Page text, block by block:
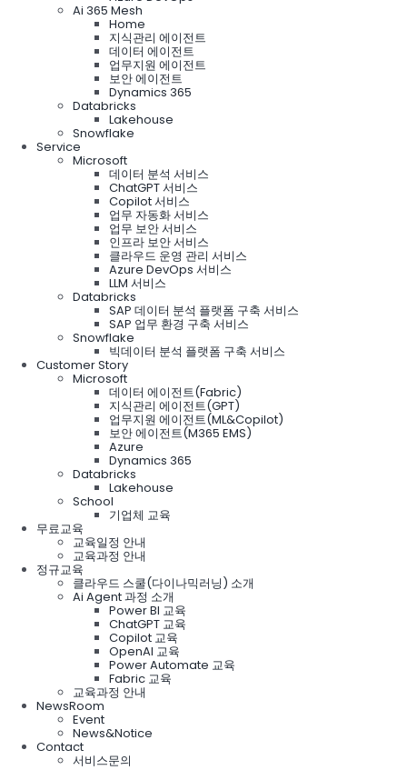
Ai 365 Mesh
Home
지식관리 에이전트
데이터 에이전트
업무지원 에이전트
보안 에이전트
Dynamics 365
Databricks
Lakehouse
Snowflake
Service
Microsoft
데이터 분석 서비스
ChatGPT 서비스
Copilot 서비스
업무 자동화 서비스
업무 보안 서비스
인프라 보안 서비스
클라우드 운영 관리 서비스
Azure DevOps 서비스
LLM 서비스
Databricks
SAP 데이터 분석 플랫폼 구축 서비스
SAP 업무 환경 구축 서비스
Snowflake
빅데이터 분석 플랫폼 구축 서비스
Customer Story
Microsoft
데이터 에이전트(Fabric)
지식관리 에이전트(GPT)
업무지원 에이전트(ML&Copilot)
보안 에이전트(M365 EMS)
Azure
Dynamics 365
Databricks
Lakehouse
School
기업체 교육
무료교육
교육일정 안내
교육과정 안내
정규교육
클라우드 스쿨(다이나믹러닝) 소개
Ai Agent 과정 소개
Power BI 교육
ChatGPT 교육
Copilot 교육
OpenAI 교육
Power Automate 교육
Fabric 교육
교육과정 안내
NewsRoom
Event
News&Notice
Contact
서비스문의